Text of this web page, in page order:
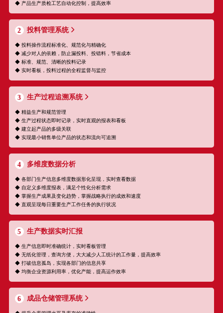
◆ 产品生产质检工艺自动化控制，提高效率
2 投料管理系统
◆ 投料操作流程标准化、规范化与精确化
◆ 减少对人的依赖，防止漏投料、投错料，节省成本
◆ 标准、规范、清晰的投料记录
◆ 实时看板，投料过程的全程监督与监控
3 生产过程追溯系统
◆ 精益生产和规范管理
◆ 生产过程状态即时记录，实时直观的报表和看板
◆ 建立起产品的多级关联
◆ 实现最小销售单位产品的状态和流向可追溯
4 多维度数据分析
◆ 各部门生产信息多维度数据形化呈现，实时查看数据
◆ 自定义多维度报表，满足个性化分析需求
◆ 掌握生产成果及变化趋势，掌握战略执行的成效和速度
◆ 直观呈现每日重要生产工作任务的执行状况
5 生产数据实时汇报
◆ 生产信息即时准确统计，实时看板管理
◆ 无纸化管理，查询方便，大大减少人工统计的工作量，提高效率
◆ 打破信息孤岛，实现各部门的信息共享
◆ 均衡企业资源利用率，优化产能，提高运作效率
6 成品仓储管理系统